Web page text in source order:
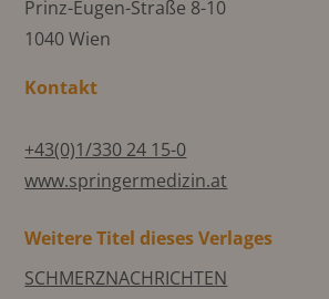
Prinz-Eugen-Straße 8-10
1040 Wien
Kontakt
+43(0)1/330 24 15-0
www.springermedizin.at
Weitere Titel dieses Verlages
SCHMERZNACHRICHTEN